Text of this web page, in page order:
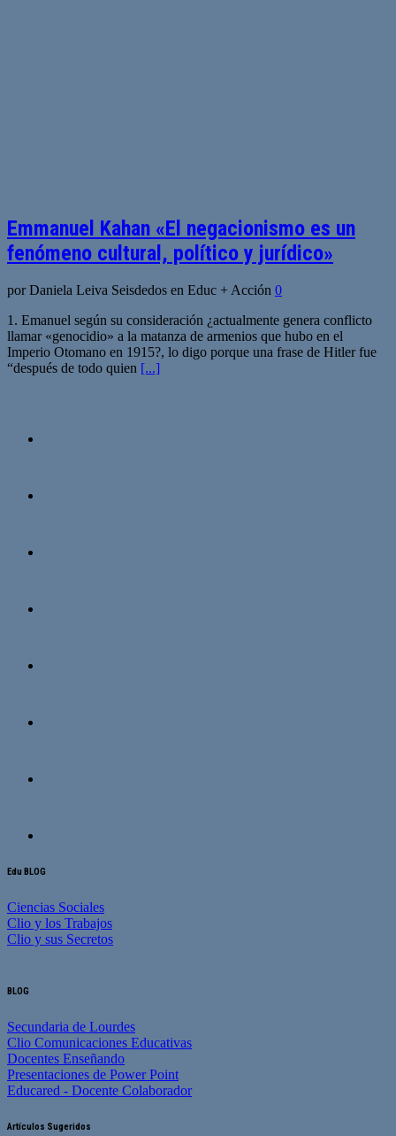
Emmanuel Kahan «El negacionismo es un
fenómeno cultural, político y jurídico»
por Daniela Leiva Seisdedos en Educ + Acción 0
1. Emanuel según su consideración ¿actualmente genera conflicto
llamar «genocidio» a la matanza de armenios que hubo en el
Imperio Otomano en 1915?, lo digo porque una frase de Hitler fue
“después de todo quien [...]
Edu BLOG
Ciencias Sociales
Clio y los Trabajos
Clio y sus Secretos
BLOG
Secundaria de Lourdes
Clio Comunicaciones Educativas
Docentes Enseñando
Presentaciones de Power Point
Educared - Docente Colaborador
Artículos Sugeridos